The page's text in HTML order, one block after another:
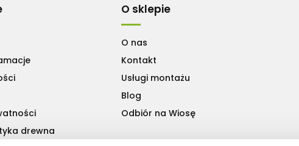
drewna
O sklepie
O nas
Kontakt
Usługi montażu
Blog
Odbiór na Wiosę